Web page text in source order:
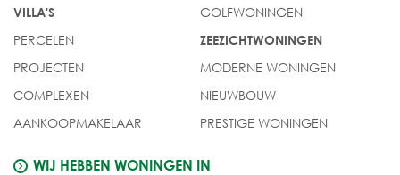
VILLA'S
PERCELEN
PROJECTEN
COMPLEXEN
AANKOOPMAKELAAR
GOLFWONINGEN
ZEEZICHTWONINGEN
MODERNE WONINGEN
NIEUWBOUW
PRESTIGE WONINGEN
WIJ HEBBEN WONINGEN IN